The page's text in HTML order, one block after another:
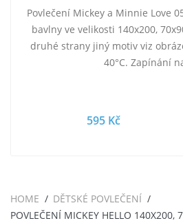
Povlečení Mickey a Minnie Love
bavlny ve velikosti 140x200,
druhé strany jiný motiv viz
40°C. Zapínání
595 Kč
HOME
DĚTSKÉ POVLEČENÍ
POVLEČENÍ MICKEY HELLO 140X200,